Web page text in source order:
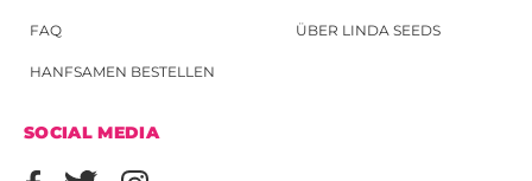
FAQ
HANFSAMEN BESTELLEN
ÜBER LINDA SEEDS
SOCIAL MEDIA